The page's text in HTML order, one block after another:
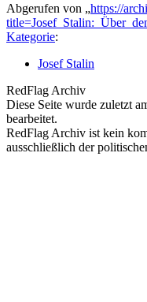
Abgerufen von „https://
Kategorie:
Josef Stalin
RedFlag Archiv
Diese Seite wurde zuletzt
bearbeitet.
RedFlag Archiv ist kein
ausschließlich der